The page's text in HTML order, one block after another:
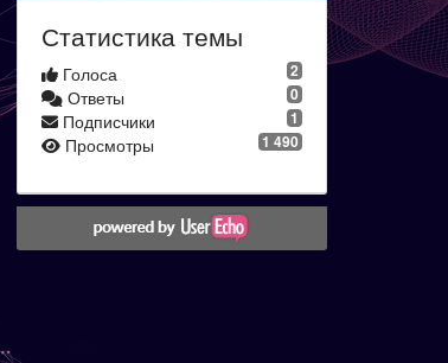
Статистика темы
2
Голоса
0
Ответы
1
Подписчики
1 490
Просмотры